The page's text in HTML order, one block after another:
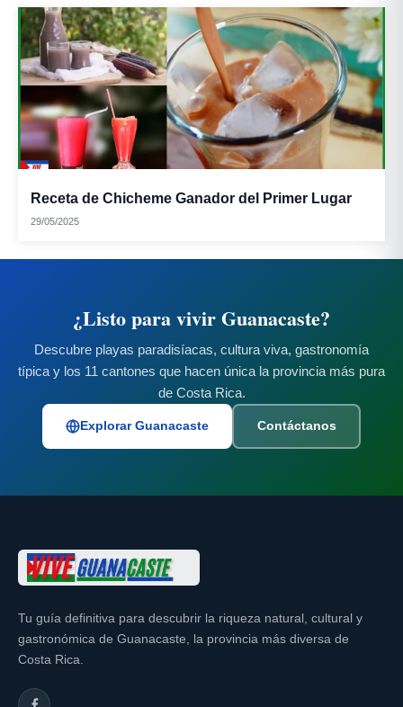
Receta de Chicheme Ganador del Primer Lugar
29/05/2025
¿Listo para vivir Guanacaste?
Descubre playas paradisíacas, cultura viva, gastronomía
típica y los 11 cantones que hacen única la provincia más pura
de Costa Rica.
Explorar Guanacaste Contáctanos
Tu guía definitiva para descubrir la riqueza natural, cultural y
gastronómica de Guanacaste, la provincia más diversa de
Costa Rica.